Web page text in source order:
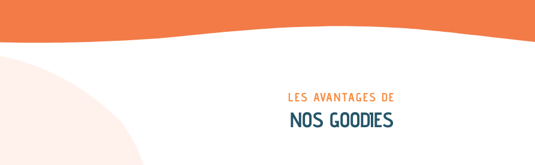
LES AVANTAGES DE
NOS GOODIES